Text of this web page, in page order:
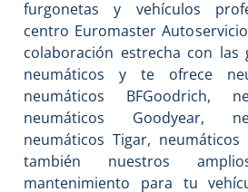
furgonetas y vehículos
centro Euromaster
colaboración estrecha con las
neumáticos y te ofrece
neumáticos BFGoodrich,
neumáticos Goodyear,
neumáticos Tigar, neumáticos
también nuestros
mantenimiento para tu